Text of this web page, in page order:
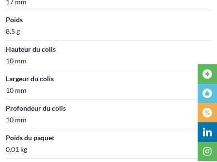
Poids
8.5 g
Hauteur du colis
10 mm
Largeur du colis
10 mm
Profondeur du colis
10 mm
Poids du paquet
0.01 kg